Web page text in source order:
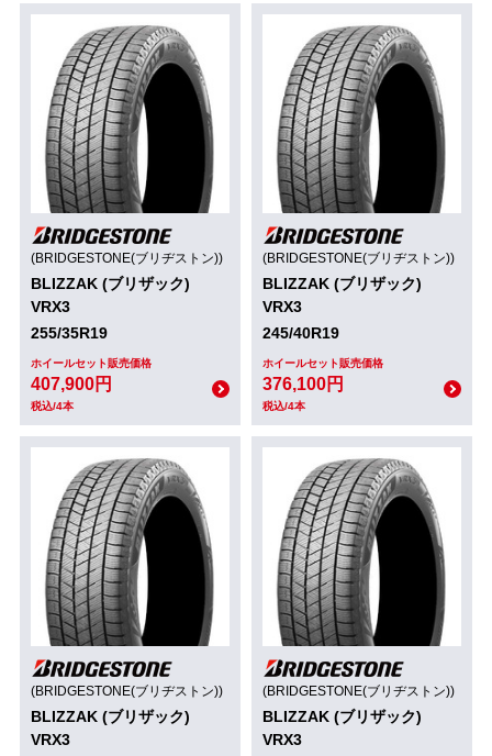
(BRIDGESTONE(ブリヂストン))
BLIZZAK (ブリザック)
VRX3
255/35R19
ホイールセット販売価格
407,900円
税込/4本
(BRIDGESTONE(ブリヂストン))
BLIZZAK (ブリザック)
VRX3
245/40R19
ホイールセット販売価格
376,100円
税込/4本
(BRIDGESTONE(ブリヂストン))
BLIZZAK (ブリザック)
VRX3
(BRIDGESTONE(ブリヂストン))
BLIZZAK (ブリザック)
VRX3